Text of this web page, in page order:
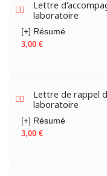
Lettre
laboratoire
[+] Résumé
Prix
3,00 €
Lettre de rappel
laboratoire
[+] Résumé
Prix
3,00 €